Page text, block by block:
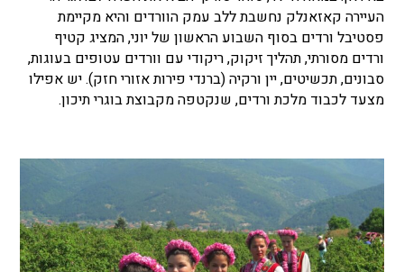
העיירה קאזאנלק נחשבת ללב עמק הוורדים והיא מקיימת
פסטיבל ורדים בסוף השבוע הראשון של יוני, המציג קטיף
ורדים מסורתי, תהליך זיקוק, ריקודי עם וורדים עטופים בעוגות,
סבונים, תכשיטים, יין ורקיה (ברנדי פירות אזורי חזק). יש אפילו
מצעד לכבוד מלכת ורדים, שנקטפה מקבוצת בוגרי תיכון.